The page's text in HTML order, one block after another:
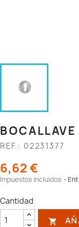
REF.: 02231377
6,62 €
Impuestos incluidos
Cantidad
